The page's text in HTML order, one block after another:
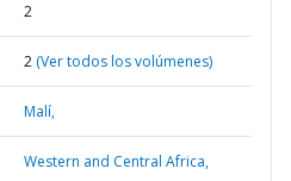
2
2 (Ver todos los volúmenes)
Malí,
Western and Central Africa,